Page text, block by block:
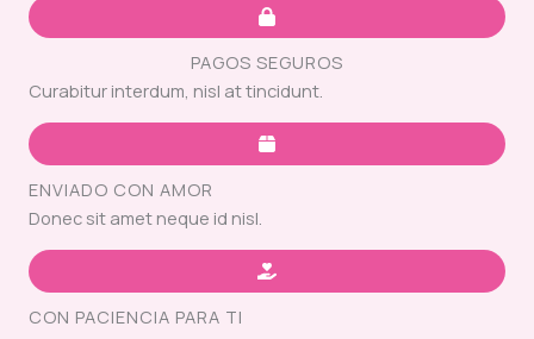
PAGOS SEGUROS
Curabitur interdum, nisl at tincidunt.
ENVIADO CON AMOR
Donec sit amet neque id nisl.
CON PACIENCIA PARA TI